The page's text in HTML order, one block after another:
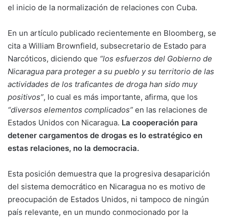
el inicio de la normalización de relaciones con Cuba.
En un artículo publicado recientemente en Bloomberg, se
cita a William Brownfield, subsecretario de Estado para
Narcóticos, diciendo que “los esfuerzos del Gobierno de
Nicaragua para proteger a su pueblo y su territorio de las
actividades de los traficantes de droga han sido muy
positivos”, lo cual es más importante, afirma, que los
“diversos elementos complicados” en las relaciones de
Estados Unidos con Nicaragua. La cooperación para
detener cargamentos de drogas es lo estratégico en
estas relaciones, no la democracia.
Esta posición demuestra que la progresiva desaparición
del sistema democrático en Nicaragua no es motivo de
preocupación de Estados Unidos, ni tampoco de ningún
país relevante, en un mundo conmocionado por la